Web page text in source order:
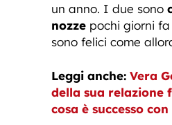
un anno. I due sono
nozze pochi giorni
sono felici come
Leggi anche: Vera
della sua relazione
cosa è successo